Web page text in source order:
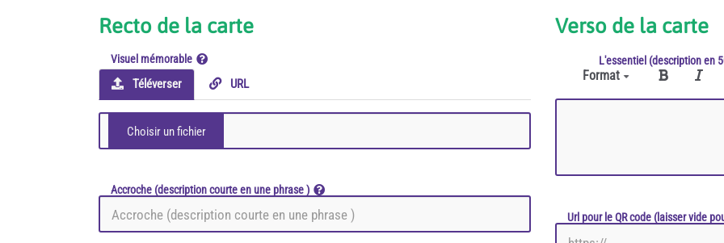
Recto de la carte
Visuel mémorable
Téléverser URL
Accroche (description courte en une phrase )
Verso de la carte
L'essentiel (description en
Format
Url pour le QR code (laisser vide